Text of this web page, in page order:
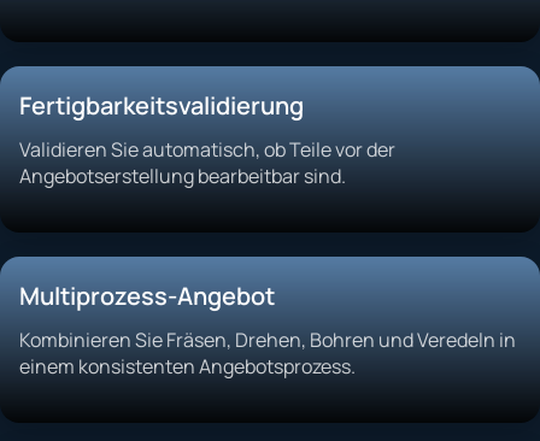
Fertigbarkeitsvalidierung
Validieren Sie automatisch, ob Teile vor der
Angebotserstellung bearbeitbar sind.
Multiprozess-Angebot
Kombinieren Sie Fräsen, Drehen, Bohren und Veredeln in
einem konsistenten Angebotsprozess.